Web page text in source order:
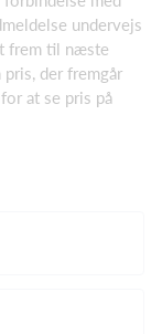
undervejs
frem til næste
der fremgår
at se pris på